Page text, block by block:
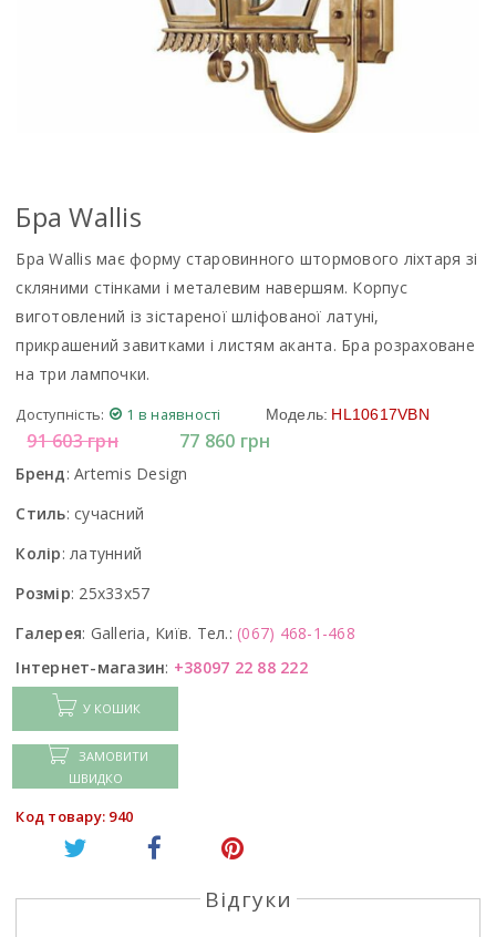
Бра Wallis
Бра Wallis має форму старовинного штормового ліхтаря зі
скляними стінками і металевим навершям. Корпус
виготовлений із зістареної шліфованої латуні,
прикрашений завитками і листям аканта. Бра розраховане
на три лампочки.
Доступність: 1 в наявності Модель: HL10617VBN
91 603грн 77 860 грн
Бренд:Artemis Design
Стиль: сучасний
Колір:латунний
Розмір: 25x33x57
Галерея: Galleria, Київ. Тел.: (067) 468-1-468
Інтернет-магазин: +38097 22 88 222
У КОШИК
ЗАМОВИТИ
ШВИДКО
Код товару: 940
Відгуки